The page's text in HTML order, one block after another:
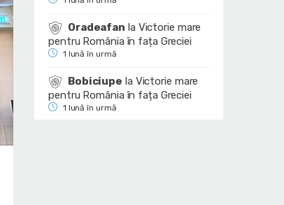
Oradeafan la Victorie mare
pentru România în fața Greciei
1 lună în urmă
Bobiciupe la Victorie mare
pentru România în fața Greciei
1 lună în urmă